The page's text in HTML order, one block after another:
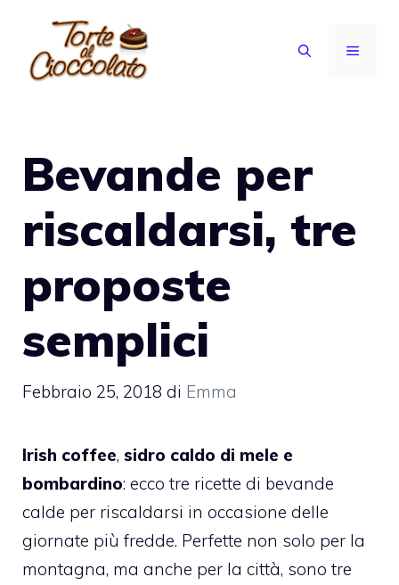
contenuto
MENU
Bevande per
riscaldarsi, tre
proposte
semplici
Febbraio 25, 2018 di Emma
Irish coffee, sidro caldo di mele e
bombardino: ecco tre ricette di bevande
calde per riscaldarsi in occasione delle
giornate più fredde. Perfette non solo per la
montagna, ma anche per la città, sono tre